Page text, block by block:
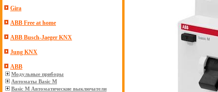
Gira
ABB Free at home
ABB Busch-Jaeger KNX
Jung KNX
ABB
Модульные приборы
Автоматы Basic M
Basic M Автоматические выключатели